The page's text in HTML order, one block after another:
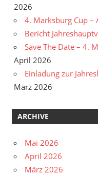
2026
4. Marksburg Cup –
Bericht
Save The Date – 4.
April 2026
Einladung zur
März 2026
ARCHIVE
Mai 2026
April 2026
März 2026